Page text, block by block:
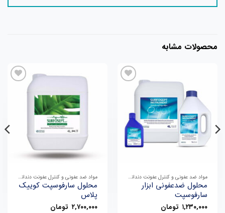
مشابه
افزودن
مندی
ها
مواد ضد عفونی و کنترل عفونت دندانپزشکی
محلول ضدعفونی ابزار
سارفوسپت
۱,۲۳۰,۰۰۰ تومان
افزودن
مواد ضد عفونی و کنترل عفونت دندانپزشکی
محلول سارفوسپت کوییک
پلاس
۲,۷۰۰,۰۰۰ تومان